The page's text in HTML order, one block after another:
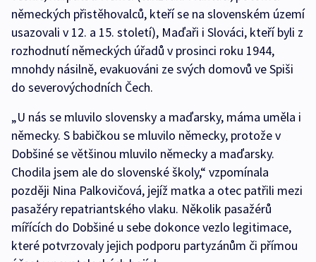
německých přistěhovalců, kteří se na slovenském území
usazovali v 12. a 15. století), Maďaři i Slováci, kteří byli z
rozhodnutí německých úřadů v prosinci roku 1944,
mnohdy násilně, evakuováni ze svých domovů ve Spiši
do severovýchodních Čech.
„U nás se mluvilo slovensky a maďarsky, máma uměla i
německy. S babičkou se mluvilo německy, protože v
Dobšiné se většinou mluvilo německy a maďarsky.
Chodila jsem ale do slovenské školy,“ vzpomínala
později Nina Palkovičová, jejíž matka a otec patřili mezi
pasažéry repatriantského vlaku. Několik pasažérů
mířících do Dobšiné u sebe dokonce vezlo legitimace,
které potvrzovaly jejich podporu partyzánům či přímou